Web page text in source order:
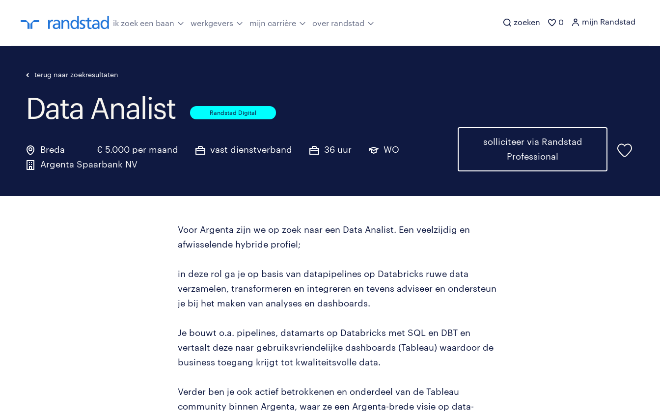
ik zoek een baan werkgevers mijn carrière over randstad zoeken 0 mijn Randstad
terug naar zoekresultaten
Data Analist Randstad Digital
Breda € 5.000 per maand vast dienstverband 36 uur
WO
Argenta Spaarbank NV
solliciteer via Randstad
Professional
Voor Argenta zijn we op zoek naar een Data Analist. Een veelzijdig en
afwisselende hybride profiel;
in deze rol ga je op basis van datapipelines op Databricks ruwe data
verzamelen, transformeren en integreren en tevens adviseer en ondersteun
je bij het maken van analyses en dashboards.
Je bouwt o.a. pipelines, datamarts op Databricks met SQL en DBT en
vertaalt deze naar gebruiksvriendelijke dashboards (Tableau) waardoor de
business toegang krijgt tot kwaliteitsvolle data.
Verder ben je ook actief betrokkenen en onderdeel van de Tableau
community binnen Argenta, waar ze een Argenta-brede visie op data-